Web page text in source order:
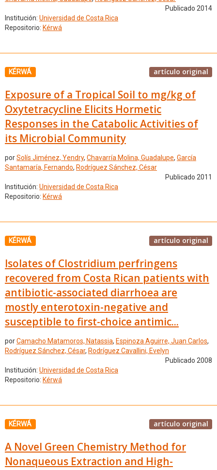
Publicado 2014
Institución: Universidad de Costa Rica
Repositorio: Kérwá
KÉRWÁ artículo original
Exposure of a Tropical Soil to mg/kg of
Oxytetracycline Elicits Hormetic
Responses in the Catabolic Activities of
its Microbial Community
porSolís Jiménez, Yendry, Chavarría Molina, Guadalupe, García
Santamaría, Fernando, Rodríguez Sánchez, César
Publicado 2011
Institución: Universidad de Costa Rica
Repositorio: Kérwá
KÉRWÁ artículo original
Isolates of Clostridium perfringens
recovered from Costa Rican patients with
antibiotic-associated diarrhoea are
mostly enterotoxin-negative and
susceptible to first-choice antimic...
porCamacho Matamoros, Natassia, Espinoza Aguirre, Juan Carlos,
Rodríguez Sánchez, César, Rodríguez Cavallini, Evelyn
Publicado 2008
Institución: Universidad de Costa Rica
Repositorio: Kérwá
KÉRWÁ artículo original
A Novel Green Chemistry Method for
Nonaqueous Extraction and High-